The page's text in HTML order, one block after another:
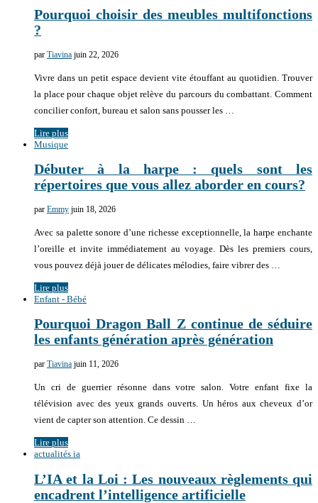
Pourquoi choisir des meubles multifonctions
?
par Tiavina juin 22, 2026
Vivre dans un petit espace devient vite étouffant au quotidien. Trouver
la place pour chaque objet relève du parcours du combattant. Comment
concilier confort, bureau et salon sans pousser les …
Lire plus
Musique
Débuter à la harpe : quels sont les
répertoires que vous allez aborder en cours?
par Emmy juin 18, 2026
Avec sa palette sonore d’une richesse exceptionnelle, la harpe enchante
l’oreille et invite immédiatement au voyage. Dès les premiers cours,
vous pouvez déjà jouer de délicates mélodies, faire vibrer des …
Lire plus
Enfant - Bébé
Pourquoi Dragon Ball Z continue de séduire
les enfants génération après génération
par Tiavina juin 11, 2026
Un cri de guerrier résonne dans votre salon. Votre enfant fixe la
télévision avec des yeux grands ouverts. Un héros aux cheveux d’or
vient de capter son attention. Ce dessin …
Lire plus
actualités ia
L’IA et la Loi : Les nouveaux règlements qui
encadrent l’intelligence artificielle